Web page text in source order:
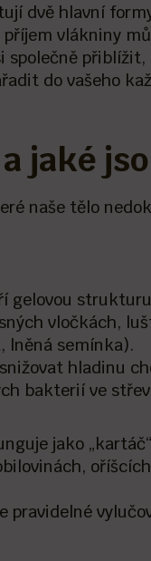
dvě hlavní
vlákniny
společně
do vašeho
jaké
naše tělo
gelovou
vločkách,
lněná semínka).
hladinu
bakterií ve
jako
pravidelné